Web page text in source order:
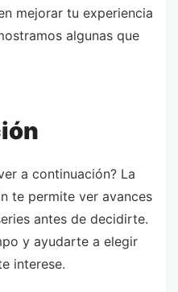
mejorar tu experiencia
algunas que
a continuación? La
te permite ver avances
antes de decidirte.
y ayudarte a elegir
interese.